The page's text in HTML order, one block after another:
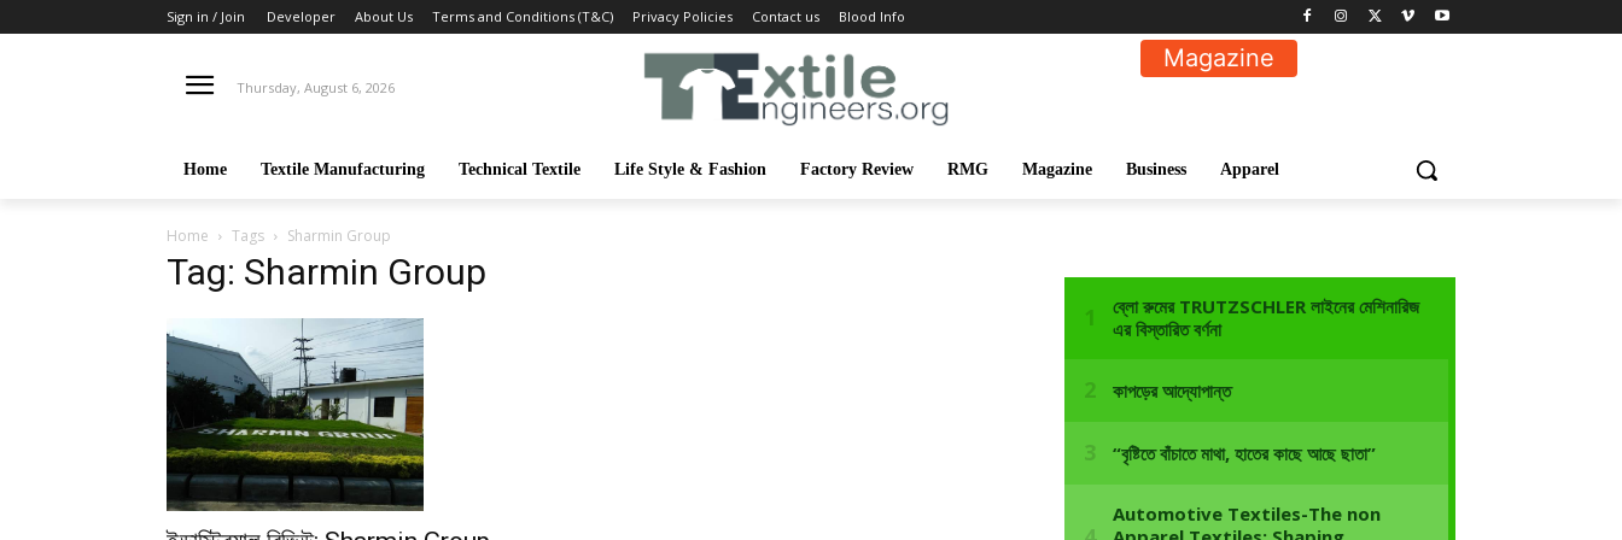
Sign in / Join Developer About Us Terms and Conditions (T&C) Privacy Policies Contact us Blood Info
Thursday, August 6, 2026
Magazine
Home Textile Manufacturing Technical Textile Life Style & Fashion Factory Review RMG Magazine Business Apparel
Home Tags Sharmin Group
Tag: Sharmin Group